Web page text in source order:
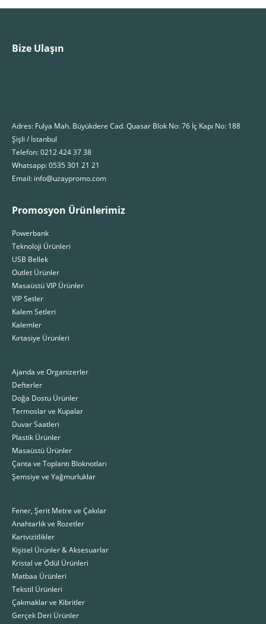
Bize Ulaşın
Adres: Fulya Mah. Büyükdere Cad. Quasar Blok No: 76 İç Kapı No: 188
Şişli / İstanbul
Telefon: 0212 424 37 38
Whatsapp: 0535 301 21 21
Email: info@uzaypromo.com
Promosyon Ürünlerimiz
Powerbank
Teknoloji Ürünleri
USB Bellek
Outlet Ürünler
Masaüstü VIP Ürünler
VIP Setler
Kalem Setleri
Kalemler
Kırtasiye Ürünleri
Ajanda ve Organizerler
Defterler
Doğa Dostu Ürünler
Termoslar ve Kupalar
Duvar Saatleri
Plastik Ürünler
Masaüstü Ürünler
Çanta ve Toplantı Bloknotları
Şemsiye ve Yağmurluklar
Fener, Şerit Metre ve Çakılar
Anahtarlık ve Rozetler
Kartvizitlikler
Kişisel Ürünler & Aksesuarlar
Kristal ve Ödül Ürünleri
Matbaa Ürünleri
Tekstil Ürünleri
Çakmaklar ve Kibritler
Gerçek Deri Ürünler